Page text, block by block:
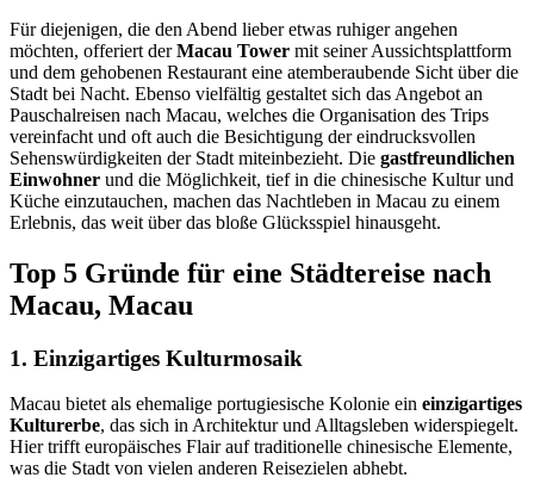
Für diejenigen, die den Abend lieber etwas ruhiger angehen
möchten, offeriert derMacau Tower mit seiner Aussichtsplattform
und dem gehobenen Restaurant eine atemberaubende Sicht über die
Stadt bei Nacht. Ebenso vielfältig gestaltet sich das Angebot an
Pauschalreisen nach Macau, welches die Organisation des Trips
vereinfacht und oft auch die Besichtigung der eindrucksvollen
Sehenswürdigkeiten der Stadt miteinbezieht. Die gastfreundlichen
Einwohner und die Möglichkeit, tief in die chinesische Kultur und
Küche einzutauchen, machen das Nachtleben in Macau zu einem
Erlebnis, das weit über das bloße Glücksspiel hinausgeht.
Top 5 Gründe für eine Städtereise nach
Macau, Macau
1. Einzigartiges Kulturmosaik
Macau bietet als ehemalige portugiesische Kolonie ein einzigartiges
Kulturerbe, das sich in Architektur und Alltagsleben widerspiegelt.
Hier trifft europäisches Flair auf traditionelle chinesische Elemente,
was die Stadt von vielen anderen Reisezielen abhebt.